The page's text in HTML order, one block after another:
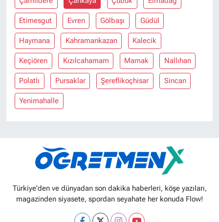
Etimesgut Evren Gölbaşı Güdül
Haymana Kahramankazan Kalecik
Keçiören Kızılcahamam Mamak Nallıhan
Polatlı Pursaklar Şereflikoçhisar Sincan
Yenimahalle
Türkiye'den ve dünyadan son dakika haberleri, köşe yazıları,
magazinden siyasete, spordan seyahate her konuda Flow!